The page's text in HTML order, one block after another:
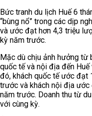
Bức tranh du lịch Huế 6
“bùng nổ” trong các dịp
và ước đạt hơn 4,3 triệu
kỳ năm trước.
Mặc dù chịu ảnh hưởng từ
quốc tế và nội địa đến
đó, khách quốc tế ước đạt
trước và khách nội địa
năm trước. Doanh thu từ
với cùng kỳ.